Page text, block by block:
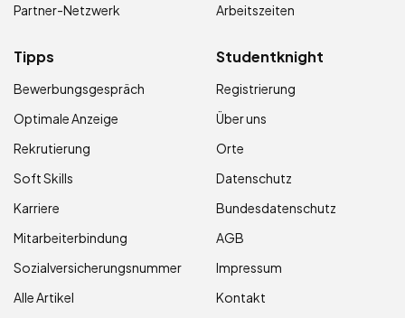
Partner-Netzwerk
Arbeitszeiten
Tipps
Bewerbungsgespräch
Optimale Anzeige
Rekrutierung
Soft Skills
Karriere
Mitarbeiterbindung
Sozialversicherungsnummer
Alle Artikel
Studentknight
Registrierung
Über uns
Orte
Datenschutz
Bundesdatenschutz
AGB
Impressum
Kontakt